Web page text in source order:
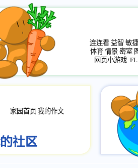
连连看 益智 敏捷
体育 情景 密室
网页小游戏
家园首页 我的作文